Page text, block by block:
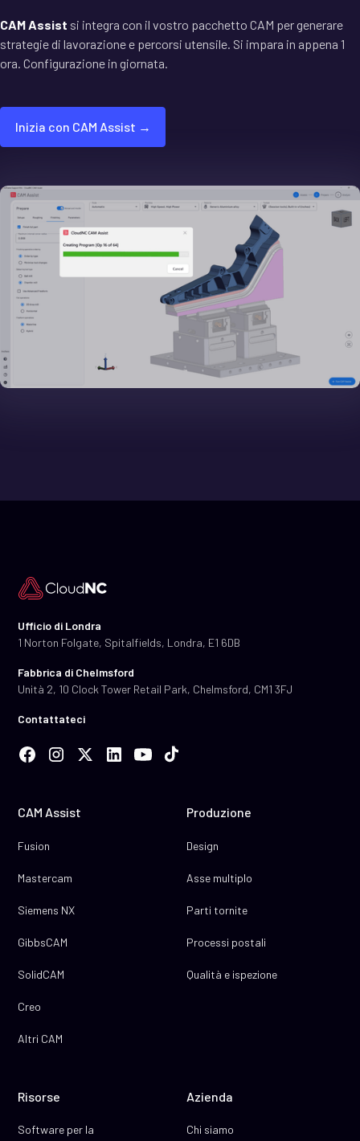
CAM Assist si integra con il vostro pacchetto CAM per generare
strategie di lavorazione e percorsi utensile. Si impara in appena 1
ora. Configurazione in giornata.
Inizia con CAM Assist →
Ufficio di Londra
1 Norton Folgate, Spitalfields, Londra, E1 6DB
Fabbrica di Chelmsford
Unità 2, 10 Clock Tower Retail Park, Chelmsford, CM1 3FJ
Contattateci
CAM Assist
Fusion
Mastercam
Siemens NX
GibbsCAM
SolidCAM
Creo
Altri CAM
Produzione
Design
Asse multiplo
Parti tornite
Processi postali
Qualità e ispezione
Risorse
Software per la
Azienda
Chi siamo